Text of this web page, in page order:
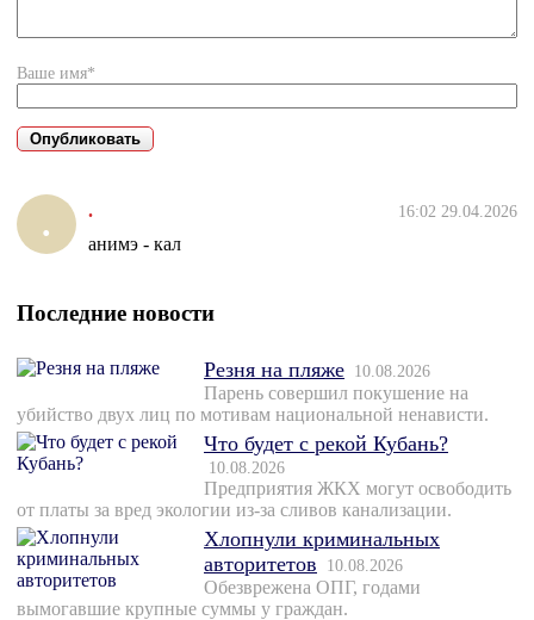
Ваше имя*
. . 16:02 29.04.2026
анимэ - кал
Последние новости
Резня на пляже 10.08.2026
Парень совершил покушение на
убийство двух лиц по мотивам национальной ненависти.
Что будет с рекой Кубань?
10.08.2026
Предприятия ЖКХ могут освободить
от платы за вред экологии из-за сливов канализации.
Хлопнули криминальных
авторитетов
10.08.2026
Обезврежена ОПГ, годами
вымогавшие крупные суммы у граждан.